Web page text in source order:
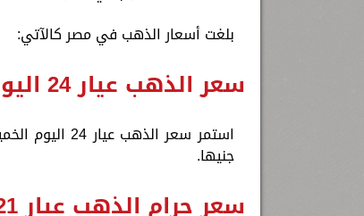
بلغت أسعار الذهب في مصر كالآتي:
سعر الذهب عيار 24 اليوم الخميس
جنيها.
سعر جرام الذهب عيار 21 اليوم الخميس